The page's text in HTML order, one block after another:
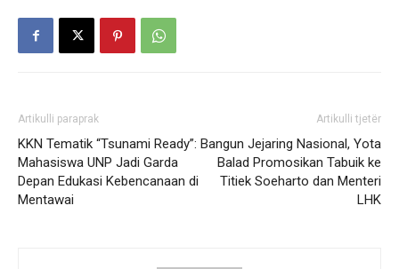
Artikulli paraprak
KKN Tematik “Tsunami Ready”:
Mahasiswa UNP Jadi Garda
Depan Edukasi Kebencanaan di
Mentawai
Artikulli tjetër
Bangun Jejaring Nasional, Yota
Balad Promosikan Tabuik ke
Titiek Soeharto dan Menteri
LHK